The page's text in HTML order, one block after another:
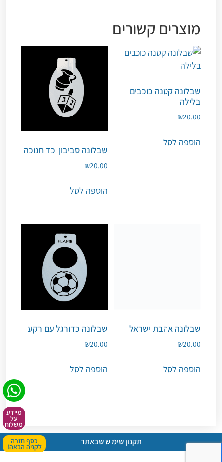
מוצרים קשורים
שבלונה קטנה כוכבים
בלילה
₪20.00
הוספה לסל
שבלונה סביבון וכד חנוכה
₪20.00
הוספה לסל
שבלונה אהבת ישראל
₪20.00
הוספה לסל
שבלונה כדורגל עם רקע
₪20.00
הוספה לסל
תקנון שימוש שבאתר
מיידע
על
משלוח
כסף חזרה
לקניה הבאה!